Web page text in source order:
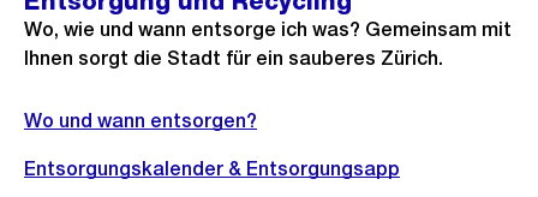
Wo, wie und wann entsorge ich was? Gemeinsam mit
Ihnen sorgt die Stadt für ein sauberes Zürich.
Wo und wann entsorgen?
Entsorgungskalender & Entsorgungsapp